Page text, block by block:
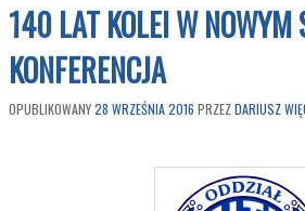
140 LAT KOLEI W NOWYM
KONFERENCJA
OPUBLIKOWANY28 WRZEŚNIA 2016 PRZEZDARIUSZ